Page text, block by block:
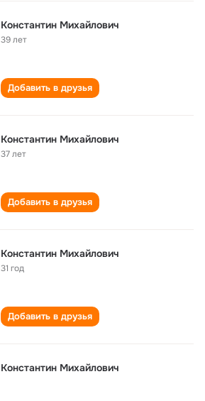
Константин Михайлович
39 лет
Добавить в друзья
Константин Михайлович
37 лет
Добавить в друзья
Константин Михайлович
31 год
Добавить в друзья
Константин Михайлович